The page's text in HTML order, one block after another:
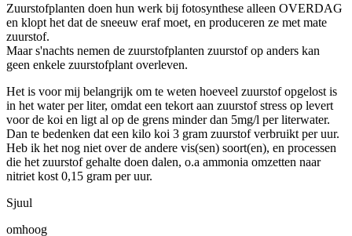
Zuurstofplanten doen hun werk bij fotosynthese alleen OVERDAG
en klopt het dat de sneeuw eraf moet, en produceren ze met mate
zuurstof.
Maar s'nachts nemen de zuurstofplanten zuurstof op anders kan
geen enkele zuurstofplant overleven.
Het is voor mij belangrijk om te weten hoeveel zuurstof opgelost is
in het water per liter, omdat een tekort aan zuurstof stress op levert
voor de koi en ligt al op de grens minder dan 5mg/l per literwater.
Dan te bedenken dat een kilo koi 3 gram zuurstof verbruikt per uur.
Heb ik het nog niet over de andere vis(sen) soort(en), en processen
die het zuurstof gehalte doen dalen, o.a ammonia omzetten naar
nitriet kost 0,15 gram per uur.
Sjuul
omhoog